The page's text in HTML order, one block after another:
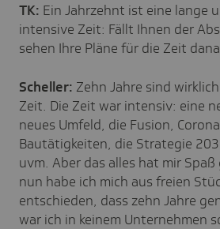
TK: Ein Jahrzehnt ist eine lange
intensive Zeit: Fällt Ihnen der
sehen Ihre Pläne für die Zeit
Scheller: Zehn Jahre sind
Zeit. Die Zeit war intensiv: eine
neues Umfeld, die Fusion,
Bautätigkeiten, die Strategie
uvm. Aber das alles hat mir
nun habe ich mich aus freien
entschieden, dass zehn Jahre
war ich in keinem Unternehmen